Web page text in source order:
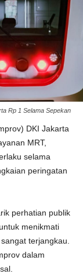
Rp 1 Selama Sepekan
DKI Jakarta
MRT,
selama
peringatan
perhatian publik
menikmati
terjangkau.
dalam